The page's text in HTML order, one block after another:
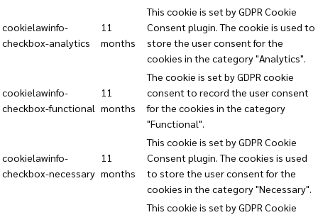
cookielawinfo-
checkbox-analytics
11
months
This cookie is set by GDPR Cookie
Consent plugin. The cookie is used to
store the user consent for the
cookies in the category "Analytics".
cookielawinfo-
checkbox-functional
11
months
The cookie is set by GDPR cookie
consent to record the user consent
for the cookies in the category
"Functional".
cookielawinfo-
checkbox-necessary
11
months
This cookie is set by GDPR Cookie
Consent plugin. The cookies is used
to store the user consent for the
cookies in the category "Necessary".
This cookie is set by GDPR Cookie